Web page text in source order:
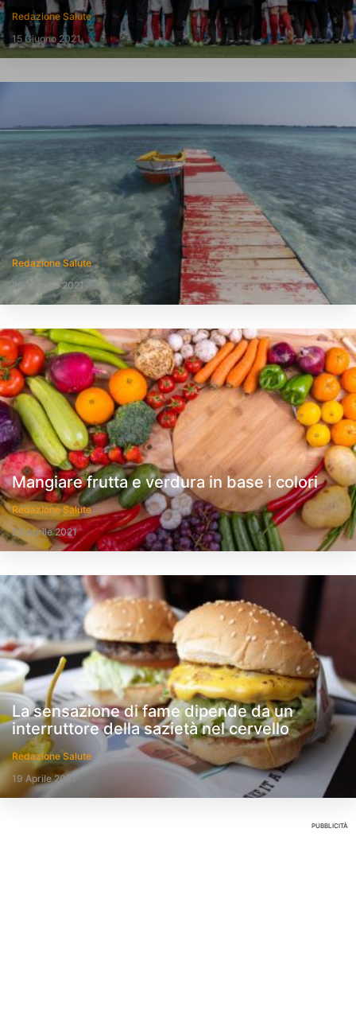
Redazione Salute
15 Giugno 2021
Redazione Salute
26 Maggio 2021
Mangiare frutta e verdura in base i colori
Redazione Salute
23 Aprile 2021
La sensazione di fame dipende da un
interruttore della sazietà nel cervello
Redazione Salute
19 Aprile 2021
PUBBLICITÀ